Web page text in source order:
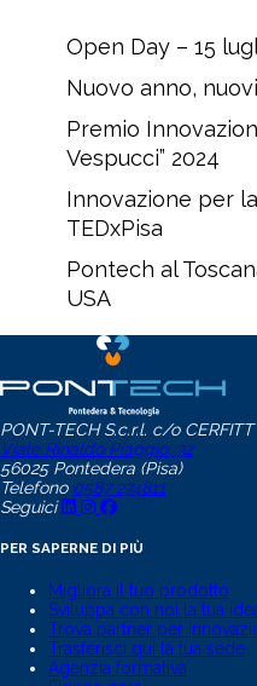
Open Day – 15
Nuovo anno,
Premio
Vespucci” 2024
Innovazione per
TEDxPisa
Pontech al
USA
PONT-TECH S.c.r.l. c/o CERFITT
Viale Rinaldo Piaggio, 32
56025 Pontedera (Pisa)
Telefono 0587 274811
Seguici
PER SAPERNE DI PIÙ
Migliora il tuo prodotto
Sviluppa con noi la tua
Trova partner per
Trasferisci qui la tua sede
Agenzia formativa